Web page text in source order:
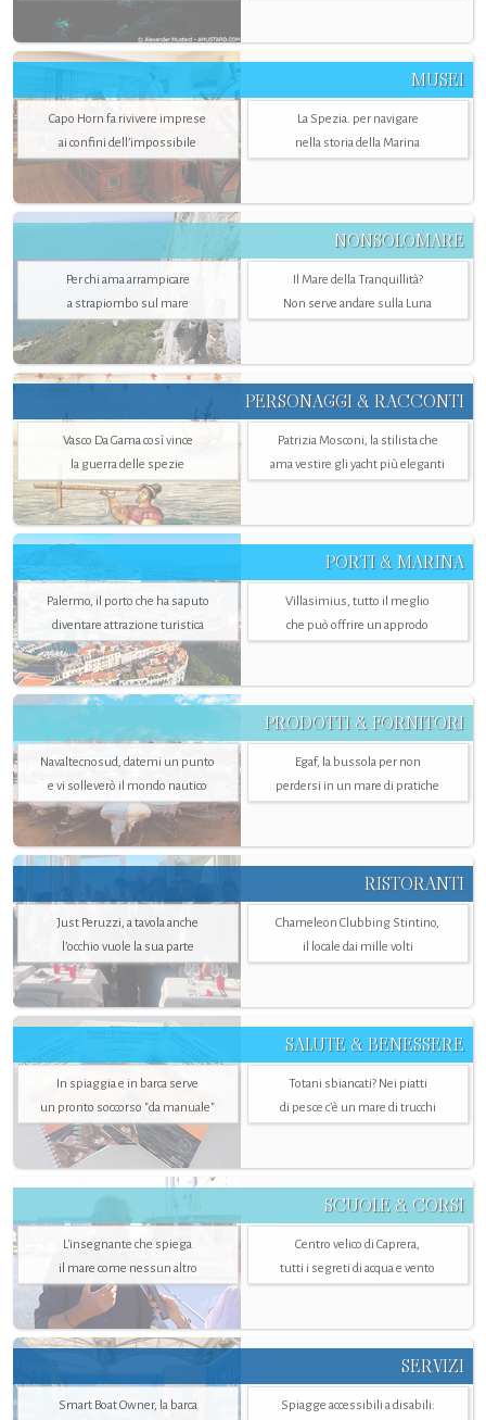
MUSEI
Capo Horn fa rivivere imprese
ai confini dell’impossibile
La Spezia. per navigare
nella storia della Marina
NONSOLOMARE
Per chi ama arrampicare
a strapiombo sul mare
Il Mare della Tranquillità?
Non serve andare sulla Luna
PERSONAGGI & RACCONTI
Vasco Da Gama così vince
la guerra delle spezie
Patrizia Mosconi, la stilista che
ama vestire gli yacht più eleganti
PORTI & MARINA
Palermo, il porto che ha saputo
diventare attrazione turistica
Villasimius, tutto il meglio
che può offrire un approdo
PRODOTTI & FORNITORI
Navaltecnosud, datemi un punto
e vi solleverò il mondo nautico
Egaf, la bussola per non
perdersi in un mare di pratiche
RISTORANTI
Just Peruzzi, a tavola anche
l’occhio vuole la sua parte
Chameleon Clubbing Stintino,
il locale dai mille volti
SALUTE & BENESSERE
In spiaggia e in barca serve
un pronto soccorso "da manuale"
Totani sbiancati? Nei piatti
di pesce c'è un mare di trucchi
SCUOLE & CORSI
L'insegnante che spiega
il mare come nessun altro
Centro velico di Caprera,
tutti i segreti di acqua e vento
SERVIZI
Smart Boat Owner, la barca Spiagge accessibili a disabili: